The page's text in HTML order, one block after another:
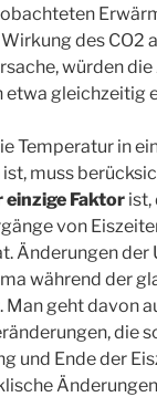
des CO2
würden
etwa gleichzeitig
Temperatur in
muss
einzige Faktor ist,
von
Änderungen der
während der
geht davon
die
und Ende der